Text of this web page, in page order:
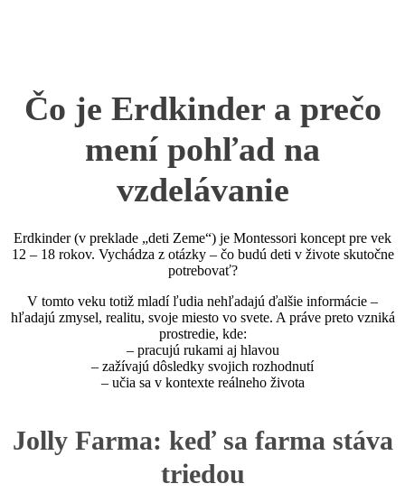
Čo je Erdkinder a prečo
mení pohľad na
vzdelávanie
Erdkinder (v preklade „deti Zeme“) je Montessori koncept pre vek
12 – 18 rokov. Vychádza z otázky – čo budú deti v živote skutočne
potrebovať?
V tomto veku totiž mladí ľudia nehľadajú ďalšie informácie –
hľadajú zmysel, realitu, svoje miesto vo svete. A práve preto vzniká
prostredie, kde:
– pracujú rukami aj hlavou
– zažívajú dôsledky svojich rozhodnutí
– učia sa v kontexte reálneho života
Jolly Farma: keď sa farma stáva
triedou